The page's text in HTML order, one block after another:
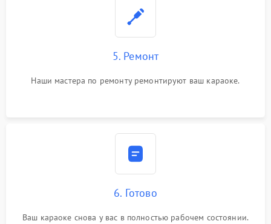
5. Ремонт
Наши мастера по ремонту ремонтируют ваш караоке.
6. Готово
Ваш караоке снова у вас в полностью рабочем состоянии.